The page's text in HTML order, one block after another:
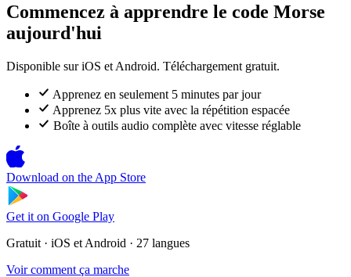
Commencez à apprendre le code Morse
aujourd'hui
Disponible sur iOS et Android. Téléchargement gratuit.
Apprenez en seulement 5 minutes par jour
Apprenez 5x plus vite avec la répétition espacée
Boîte à outils audio complète avec vitesse réglable
Download on the App Store
Get it on Google Play
Gratuit · iOS et Android · 27 langues
Voir comment ça marche